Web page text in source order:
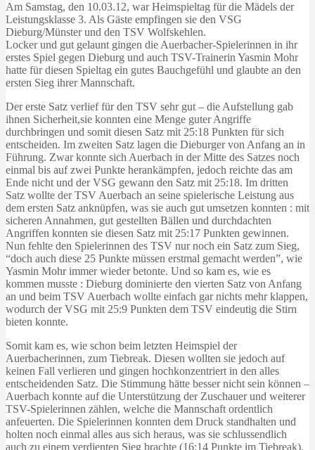
Am Samstag, den 10.03.12, war Heimspieltag für die Mädels der
Leistungsklasse 3. Als Gäste empfingen sie den VSG
Dieburg/Münster und den TSV Wolfskehlen.
Locker und gut gelaunt gingen die Auerbacher-Spielerinnen in ihr
erstes Spiel gegen Dieburg und auch TSV-Trainerin Yasmin Mohr
hatte für diesen Spieltag ein gutes Bauchgefühl und glaubte an den
ersten Sieg ihrer Mannschaft.
Der erste Satz verlief für den TSV sehr gut – die Aufstellung gab
ihnen Sicherheit,sie konnten eine Menge guter Angriffe
durchbringen und somit diesen Satz mit 25:18 Punkten für sich
entscheiden. Im zweiten Satz lagen die Dieburger von Anfang an in
Führung. Zwar konnte sich Auerbach in der Mitte des Satzes noch
einmal bis auf zwei Punkte herankämpfen, jedoch reichte das am
Ende nicht und der VSG gewann den Satz mit 25:18. Im dritten
Satz wollte der TSV Auerbach an seine spielerische Leistung aus
dem ersten Satz anknüpfen, was sie auch gut umsetzen konnten : mit
sicheren Annahmen, gut gestellten Bällen und durchdachten
Angriffen konnten sie diesen Satz mit 25:17 Punkten gewinnen.
Nun fehlte den Spielerinnen des TSV nur noch ein Satz zum Sieg,
“doch auch diese 25 Punkte müssen erstmal gemacht werden”, wie
Yasmin Mohr immer wieder betonte. Und so kam es, wie es
kommen musste : Dieburg dominierte den vierten Satz von Anfang
an und beim TSV Auerbach wollte einfach gar nichts mehr klappen,
wodurch der VSG mit 25:9 Punkten dem TSV eindeutig die Stirn
bieten konnte.
Somit kam es, wie schon beim letzten Heimspiel der
Auerbacherinnen, zum Tiebreak. Diesen wollten sie jedoch auf
keinen Fall verlieren und gingen hochkonzentriert in den alles
entscheidenden Satz. Die Stimmung hätte besser nicht sein können –
Auerbach konnte auf die Unterstützung der Zuschauer und weiterer
TSV-Spielerinnen zählen, welche die Mannschaft ordentlich
anfeuerten. Die Spielerinnen konnten dem Druck standhalten und
holten noch einmal alles aus sich heraus, was sie schlussendlich
auch zu einem verdienten Sieg brachte (16:14 Punkte im Tiebreak).